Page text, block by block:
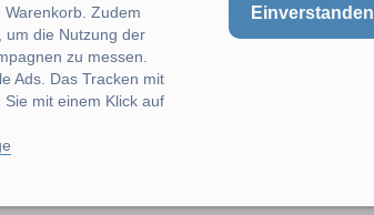
Zudem
um die Nutzung der
zu messen.
Ads. Das Tracken mit
mit einem Klick auf
Einverstanden